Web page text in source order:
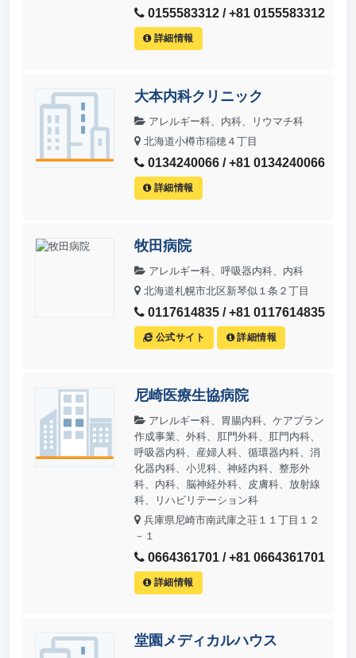
0155583312 / +81 0155583312
詳細情報
大本内科クリニック
アレルギー科、内科、リウマチ科
北海道小樽市稲穂４丁目
0134240066 / +81 0134240066
詳細情報
牧田病院
アレルギー科、呼吸器内科、内科
北海道札幌市北区新琴似１条２丁目
0117614835 / +81 0117614835
公式サイト 詳細情報
尼崎医療生協病院
アレルギー科、胃腸内科、ケアプラン
作成事業、外科、肛門外科、肛門内科、
呼吸器内科、産婦人科、循環器内科、消
化器内科、小児科、神経内科、整形外
科、内科、脳神経外科、皮膚科、放射線
科、リハビリテーション科
兵庫県尼崎市南武庫之荘１１丁目１２
－１
0664361701 / +81 0664361701
詳細情報
堂園メディカルハウス